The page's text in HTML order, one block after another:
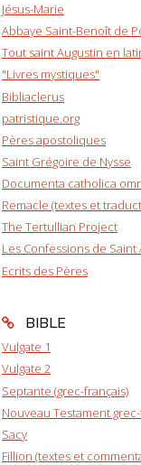
Jésus-Marie
Abbaye Saint-Benoît de
Tout saint Augustin en
"Livres mystiques"
Bibliaclerus
patristique.org
Pères apostoliques
Saint Grégoire de Nysse
Documenta catholica
Remacle (textes et
The Tertullian Project
Les Confessions de Saint
Ecrits des Pères
BIBLE
Vulgate 1
Vulgate 2
Septante (grec-français)
Nouveau Testament
Sacy
Fillion (textes et